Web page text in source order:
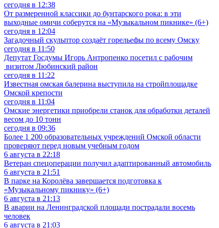
сегодня в 12:38
От размеренной классики до бунтарского рока: в эти
выходные омичи соберутся на «Музыкальном пикнике» (6+)
сегодня в 12:04
Загадочный скульптор создаёт горельефы по всему Омску
сегодня в 11:50
Депутат Госдумы Игорь Антропенко посетил с рабочим
визитом Любинский район
сегодня в 11:22
Известная омская балерина выступила на стройплощадке
Омской крепости
сегодня в 11:04
Омские энергетики приобрели станок для обработки деталей
весом до 10 тонн
сегодня в 09:36
Более 1 200 образовательных учреждений Омской области
проверяют перед новым учебным годом
6 августа в 22:18
Ветеран спецоперации получил адаптированный автомобиль
6 августа в 21:51
В парке на Королёва завершается подготовка к
«Музыкальному пикнику» (6+)
6 августа в 21:13
В аварии на Ленинградской площади пострадали восемь
человек
6 августа в 21:03